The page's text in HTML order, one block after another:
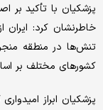
پزشکیان با تأکید بر
خاطرنشان کرد:
تنش‌ها در منطقه
کشورهای مختلف بر
پزشکیان ابراز